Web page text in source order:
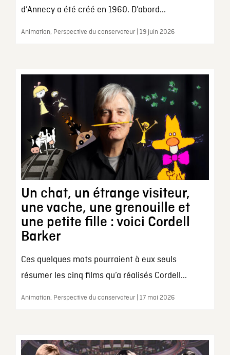
d’Annecy a été créé en 1960. D’abord...
Animation, Perspective du conservateur | 19 juin 2026
Un chat, un étrange visiteur,
une vache, une grenouille et
une petite fille : voici Cordell
Barker
Ces quelques mots pourraient à eux seuls
résumer les cinq films qu’a réalisés Cordell...
Animation, Perspective du conservateur | 17 mai 2026